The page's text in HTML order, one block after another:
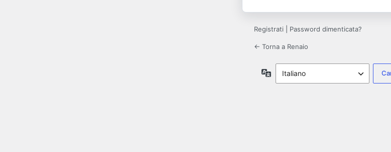
Registrati Password dimenticata?
← Torna a Renaio
Lingua